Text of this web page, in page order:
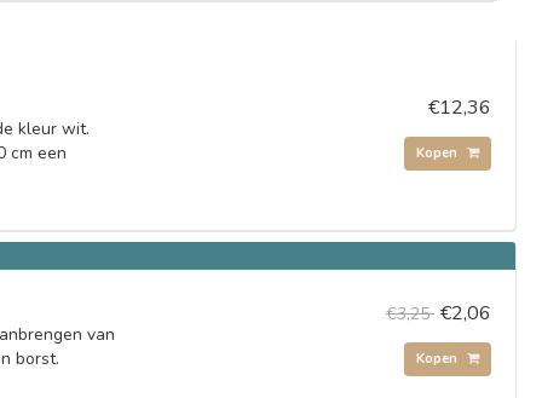
kleur wit.
cm een
€12,36
Kopen
van
borst.
€3,25 €2,06
Kopen